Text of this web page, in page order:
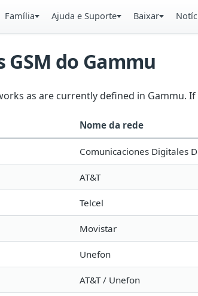
Família Ajuda e Suporte Baixar
GSM do Gammu
as are currently defined in Gammu.
Nome da rede
Comunicaciones Digitales
AT&T
Telcel
Movistar
Unefon
AT&T / Unefon